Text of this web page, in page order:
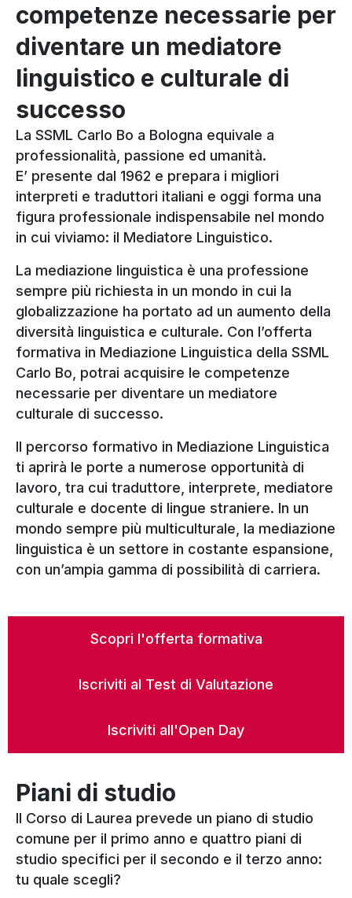
competenze necessarie per
diventare un mediatore
linguistico e culturale di
successo
La SSML Carlo Bo a Bologna equivale a
professionalità, passione ed umanità.
E’ presente dal 1962 e prepara i migliori
interpreti e traduttori italiani e oggi forma una
figura professionale indispensabile nel mondo
in cui viviamo: il Mediatore Linguistico.
La mediazione linguistica è una professione
sempre più richiesta in un mondo in cui la
globalizzazione ha portato ad un aumento della
diversità linguistica e culturale. Con l’offerta
formativa in Mediazione Linguistica della SSML
Carlo Bo, potrai acquisire le competenze
necessarie per diventare un mediatore
culturale di successo.
Il percorso formativo in Mediazione Linguistica
ti aprirà le porte a numerose opportunità di
lavoro, tra cui traduttore, interprete, mediatore
culturale e docente di lingue straniere. In un
mondo sempre più multiculturale, la mediazione
linguistica è un settore in costante espansione,
con un’ampia gamma di possibilità di carriera.
Scopri l'offerta formativa
Iscriviti al Test di Valutazione
Iscriviti all'Open Day
Piani di studio
Il Corso di Laurea prevede un piano di studio
comune per il primo anno e quattro piani di
studio specifici per il secondo e il terzo anno:
tu quale scegli?